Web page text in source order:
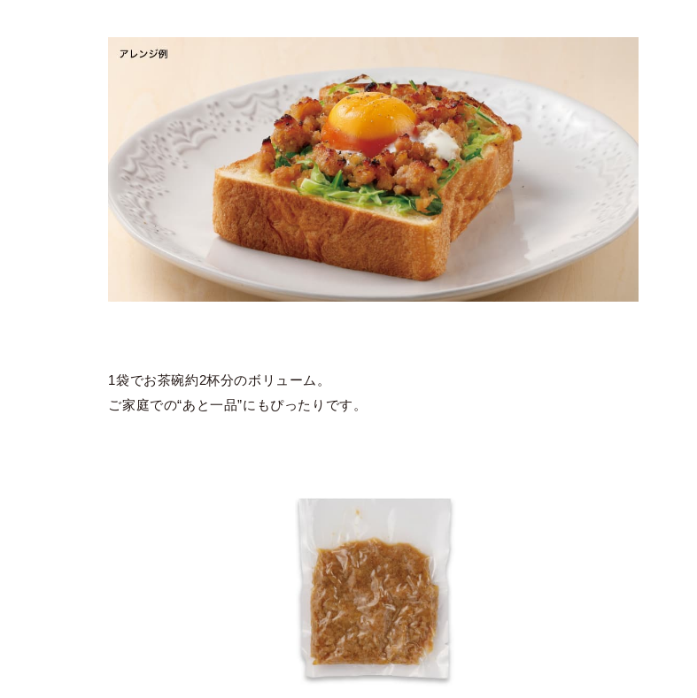
1袋でお茶碗約2杯分のボリューム。
ご家庭での“あと一品”にもぴったりです。